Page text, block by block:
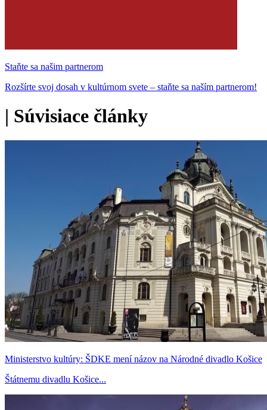
Staňte sa našim partnerom
Rozšírte svoj dosah v kultúrnom svete – staňte sa naším partnerom!
| Súvisiace články
Ministerstvo kultúry: ŠDKE mení názov na Národné divadlo Košice
Štátnemu divadlu Košice...